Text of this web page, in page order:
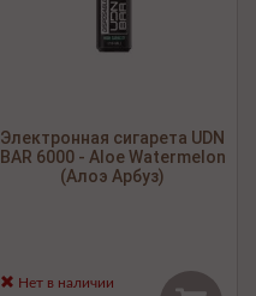
Электронная сигарета UDN
BAR 6000 - Aloe Watermelon
(Алоэ Арбуз)
Нет в наличии